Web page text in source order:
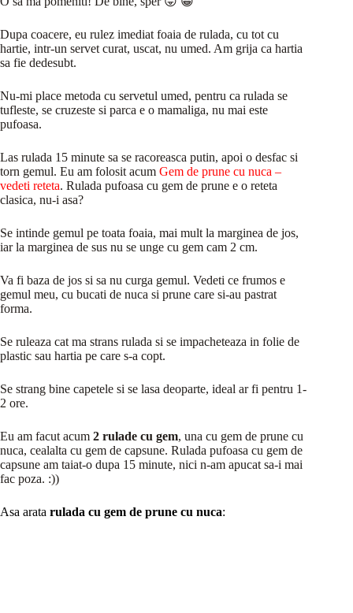
Dupa coacere, eu rulez imediat foaia de rulada, cu tot cu
hartie, intr-un servet curat, uscat, nu umed. Am grija ca hartia
sa fie dedesubt.
Nu-mi place metoda cu servetul umed, pentru ca rulada se
tufleste, se cruzeste si parca e o mamaliga, nu mai este
pufoasa.
Las rulada 15 minute sa se racoreasca putin, apoi o desfac si
torn gemul. Eu am folosit acum Gem de prune cu nuca –
vedeti reteta. Rulada pufoasa cu gem de prune e o reteta
clasica, nu-i asa?
Se intinde gemul pe toata foaia, mai mult la marginea de jos,
iar la marginea de sus nu se unge cu gem cam 2 cm.
Va fi baza de jos si sa nu curga gemul. Vedeti ce frumos e
gemul meu, cu bucati de nuca si prune care si-au pastrat
forma.
Se ruleaza cat ma strans rulada si se impacheteaza in folie de
plastic sau hartia pe care s-a copt.
Se strang bine capetele si se lasa deoparte, ideal ar fi pentru 1-
2 ore.
Eu am facut acum 2 rulade cu gem, una cu gem de prune cu
nuca, cealalta cu gem de capsune. Rulada pufoasa cu gem de
capsune am taiat-o dupa 15 minute, nici n-am apucat sa-i mai
fac poza. :))
Asa arata rulada cu gem de prune cu nuca: